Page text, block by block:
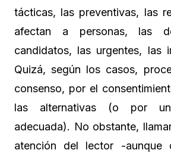
tácticas, las preventivas, las
afectan a personas, las
candidatos, las urgentes, las
Quizá, según los casos,
consenso, por el
las alternativas (o por
adecuada). No obstante,
atención del lector -aunque